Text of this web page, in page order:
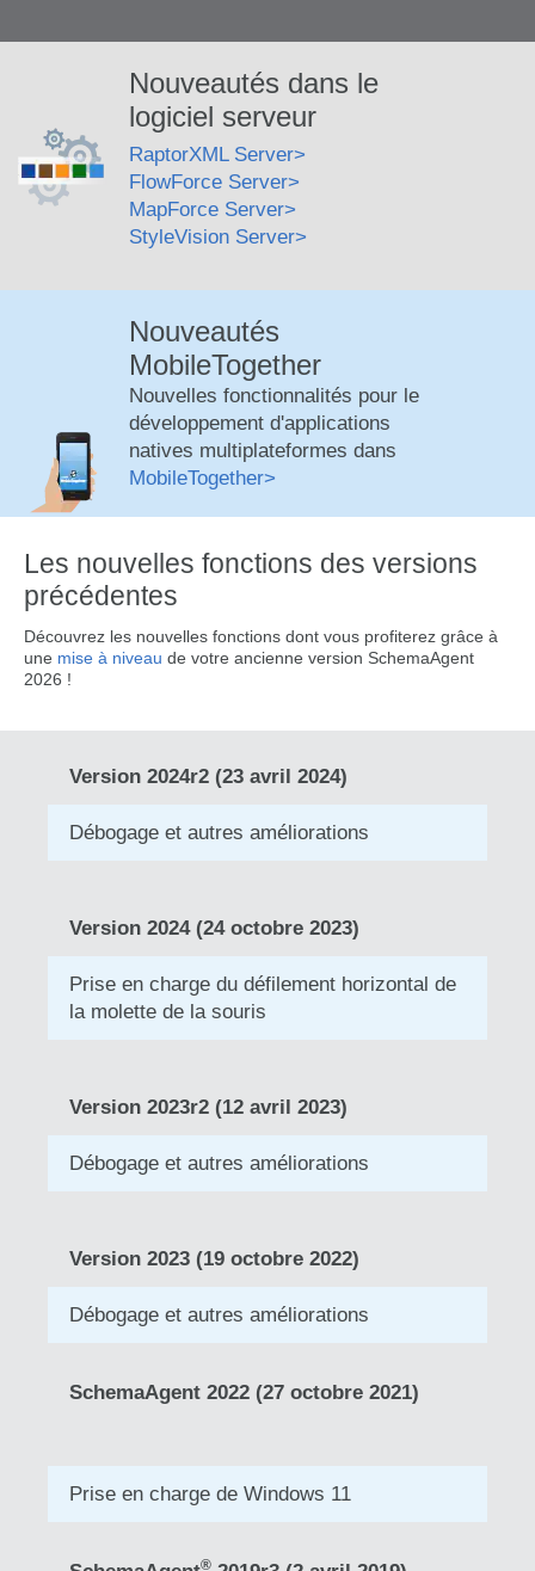
Nouveautés dans le
logiciel serveur
RaptorXML Server
FlowForce Server
MapForce Server
StyleVision Server
Nouveautés
MobileTogether
Nouvelles fonctionnalités pour le
développement d'applications
natives multiplateformes dans
MobileTogether
Les nouvelles fonctions des versions
précédentes
Découvrez les nouvelles fonctions dont vous profiterez grâce à
une mise à niveau de votre ancienne version SchemaAgent
2026 !
Version 2024r2 (23 avril 2024)
Débogage et autres améliorations
Version 2024 (24 octobre 2023)
Prise en charge du défilement horizontal de
la molette de la souris
Version 2023r2 (12 avril 2023)
Débogage et autres améliorations
Version 2023 (19 octobre 2022)
Débogage et autres améliorations
SchemaAgent 2022 (27 octobre 2021)
Prise en charge de Windows 11
®